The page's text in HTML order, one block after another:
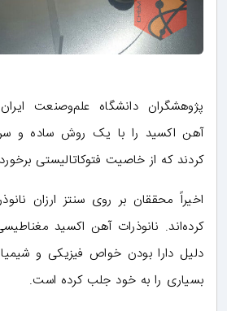
پژوهشگران دانشگاه علم‌وصنعت
آهن اکسید را با یک روش ساده و
کردند که از خاصیت فتوکاتالیستی
اخیراً محققان بر روی سنتز ارزان
کرده‌اند. نانوذرات آهن اکسید
دلیل دارا بودن خواص فیزیکی و
بسیاری را به خود جلب کرده است.